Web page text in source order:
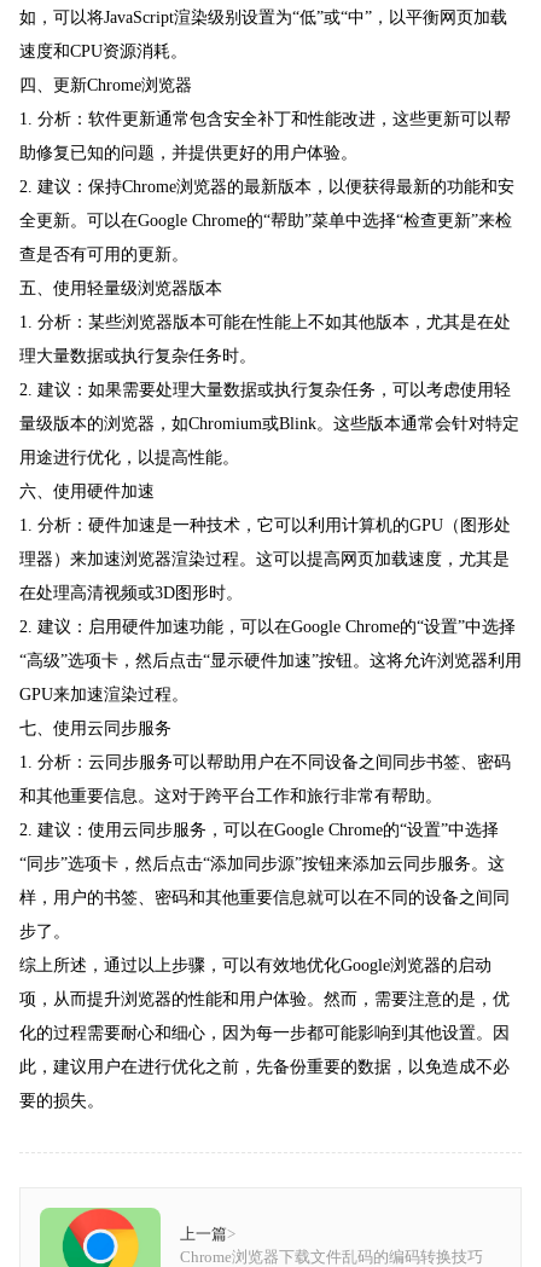
如，可以将JavaScript渲染级别设置为“低”或“中”，以平衡网页加载
速度和CPU资源消耗。
四、更新Chrome浏览器
1. 分析：软件更新通常包含安全补丁和性能改进，这些更新可以帮
助修复已知的问题，并提供更好的用户体验。
2. 建议：保持Chrome浏览器的最新版本，以便获得最新的功能和安
全更新。可以在Google Chrome的“帮助”菜单中选择“检查更新”来检
查是否有可用的更新。
五、使用轻量级浏览器版本
1. 分析：某些浏览器版本可能在性能上不如其他版本，尤其是在处
理大量数据或执行复杂任务时。
2. 建议：如果需要处理大量数据或执行复杂任务，可以考虑使用轻
量级版本的浏览器，如Chromium或Blink。这些版本通常会针对特定
用途进行优化，以提高性能。
六、使用硬件加速
1. 分析：硬件加速是一种技术，它可以利用计算机的GPU（图形处
理器）来加速浏览器渲染过程。这可以提高网页加载速度，尤其是
在处理高清视频或3D图形时。
2. 建议：启用硬件加速功能，可以在Google Chrome的“设置”中选择
“高级”选项卡，然后点击“显示硬件加速”按钮。这将允许浏览器利用
GPU来加速渲染过程。
七、使用云同步服务
1. 分析：云同步服务可以帮助用户在不同设备之间同步书签、密码
和其他重要信息。这对于跨平台工作和旅行非常有帮助。
2. 建议：使用云同步服务，可以在Google Chrome的“设置”中选择
“同步”选项卡，然后点击“添加同步源”按钮来添加云同步服务。这
样，用户的书签、密码和其他重要信息就可以在不同的设备之间同
步了。
综上所述，通过以上步骤，可以有效地优化Google浏览器的启动
项，从而提升浏览器的性能和用户体验。然而，需要注意的是，优
化的过程需要耐心和细心，因为每一步都可能影响到其他设置。因
此，建议用户在进行优化之前，先备份重要的数据，以免造成不必
要的损失。
上一篇>
Chrome浏览器下载文件乱码的编码转换技巧